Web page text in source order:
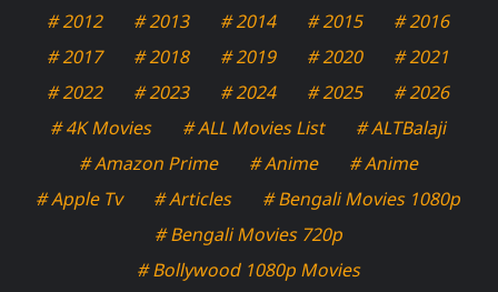
# 2012
# 2013 # 2014 # 2015
# 2016
# 2017
# 2018 # 2019 # 2020
# 2021
# 2022
# 2023 # 2024 # 2025
# 2026
# 4K Movies
# ALL Movies List
# ALTBalaji
# Amazon Prime
# Anime
# Anime
# Apple Tv
# Articles
# Bengali Movies 1080p
# Bengali Movies 720p
# Bollywood 1080p Movies